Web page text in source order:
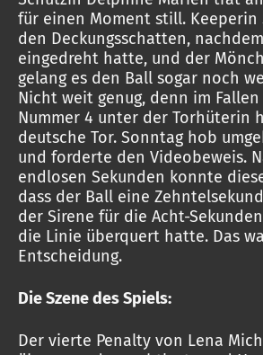
für einen Moment still.
den Deckungsschatten,
eingedreht hatte, und der
gelang es den Ball sogar noch
Nicht weit genug, denn im
Nummer 4 unter der Torhüterin
deutsche Tor. Sonntag hob
und forderte den Videobeweis.
endlosen Sekunden konnte
dass der Ball eine
der Sirene für die Acht-
die Linie überquert hatte. Das
Entscheidung.
Die Szene des Spiels:
Der vierte Penalty von Lena